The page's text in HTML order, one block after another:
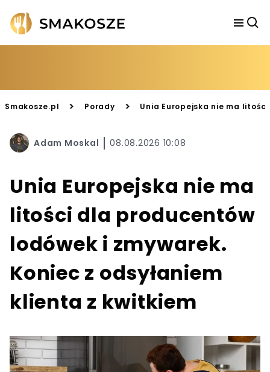
Smakosze.pl > Porady > Unia Europejska nie ma
Adam Moskal 08.08.2026 10:08
Unia Europejska nie ma
litości dla producentów
lodówek i zmywarek.
Koniec z odsyłaniem
klienta z kwitkiem